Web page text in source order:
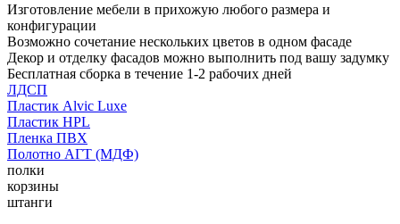
Изготовление мебели в прихожую любого размера и
конфигурации
Возможно сочетание нескольких цветов в одном фасаде
Декор и отделку фасадов можно выполнить под вашу задумку
Бесплатная сборка в течение 1-2 рабочих дней
ЛДСП
Пластик Alvic Luxe
Пластик HPL
Пленка ПВХ
Полотно АГТ (МДФ)
полки
корзины
штанги